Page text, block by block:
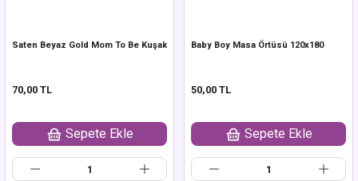
Saten Beyaz Gold Mom To Be Kuşak
70,00 TL
Sepete Ekle
Baby Boy Masa Örtüsü 120x180
50,00 TL
Sepete Ekle